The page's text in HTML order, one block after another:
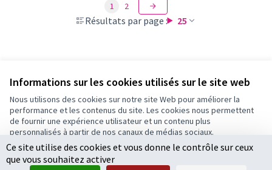
Informations sur les cookies utilisés sur le site web
Nous utilisons des cookies sur notre site Web pour améliorer la
performance et les contenus du site. Les cookies nous permettent
de fournir une expérience utilisateur et un contenu plus
personnalisés à partir de nos canaux de médias sociaux.
Tout accepter
Accepter seulement les cookies essentiels
Résultats par page : 25
1 2
Conditions d'utilisation
Paramètres des cookies
Ce site utilise des cookies et vous donne le contrôle sur ceux
que vous souhaitez activer